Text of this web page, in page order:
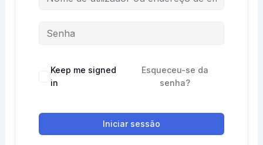
Keep me signed
in
Esqueceu-se da
senha?
Iniciar sessão